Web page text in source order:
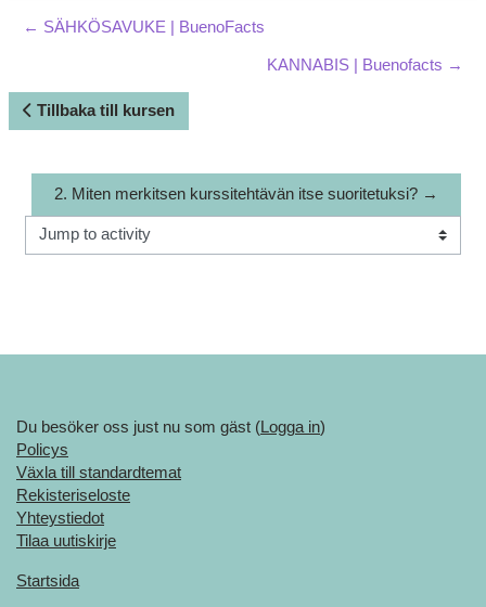
← SÄHKÖSAVUKE | BuenoFacts
KANNABIS | Buenofacts →
Tillbaka till kursen
Jump to activity
2. Miten merkitsen kurssitehtävän itse suoritetuksi? →
Du besöker oss just nu som gäst (Logga in)
Policys
Växla till standardtemat
Rekisteriseloste
Yhteystiedot
Tilaa uutiskirje
Startsida